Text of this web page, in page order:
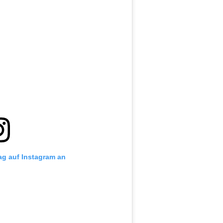
auf Instagram an